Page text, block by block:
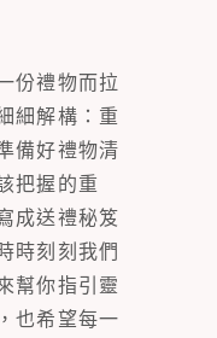
份禮物而拉
細解構：重
備好禮物清
把握的重
成送禮秘笈
時刻刻我們
幫你指引靈
也希望每一